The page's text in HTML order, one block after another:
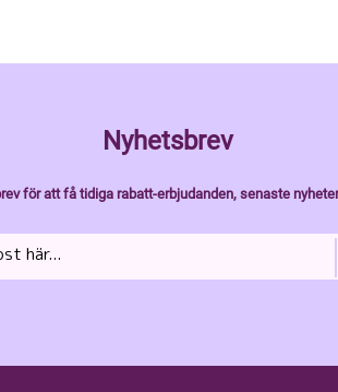
Nyhetsbrev
för att få tidiga rabatt-erbjudanden, senaste